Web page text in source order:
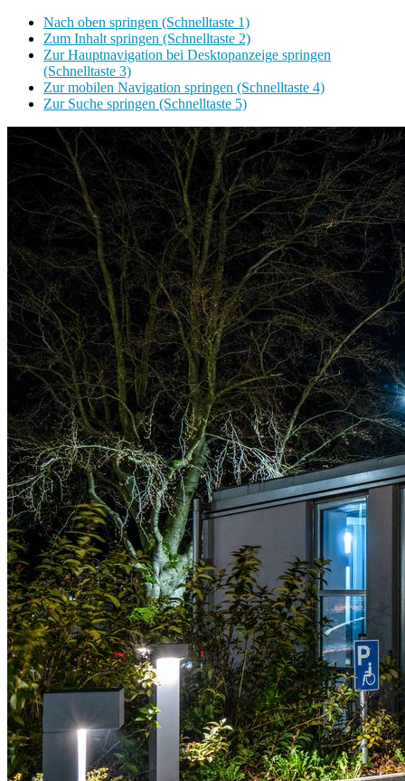
Nach oben springen (Schnelltaste 1)
Zum Inhalt springen (Schnelltaste 2)
Zur Hauptnavigation bei Desktopanzeige springen
(Schnelltaste 3)
Zur mobilen Navigation springen (Schnelltaste 4)
Zur Suche springen (Schnelltaste 5)